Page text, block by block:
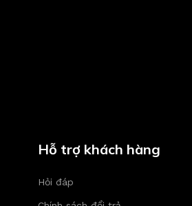
Hỗ trợ khách hàng
Hỏi đáp